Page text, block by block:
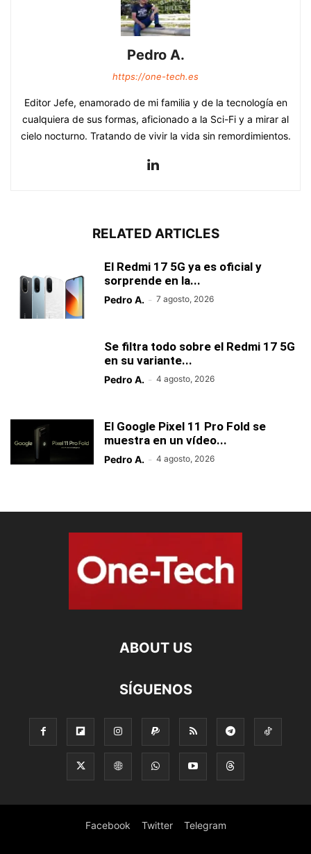
Pedro A.
https://one-tech.es
Editor Jefe, enamorado de mi familia y de la tecnología en
cualquiera de sus formas, aficionado a la Sci-Fi y a mirar al
cielo nocturno. Tratando de vivir la vida sin remordimientos.
RELATED ARTICLES
El Redmi 17 5G ya es oficial y
sorprende en la...
Pedro A. - 7 agosto, 2026
Se filtra todo sobre el Redmi 17 5G
en su variante...
Pedro A. - 4 agosto, 2026
El Google Pixel 11 Pro Fold se
muestra en un vídeo...
Pedro A. - 4 agosto, 2026
ABOUT US
SÍGUENOS
Facebook Twitter Telegram